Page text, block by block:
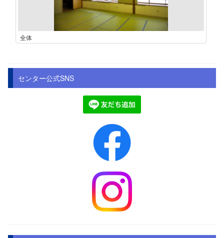
全体
センター公式SNS